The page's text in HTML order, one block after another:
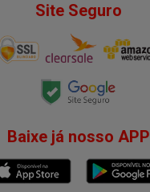
Site Seguro
Baixe já nosso APP